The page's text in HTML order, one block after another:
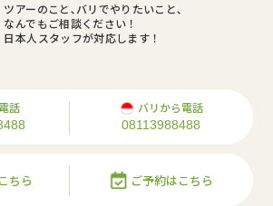
ツアーのこと､バリでやりたいこと､
なんでもご相談ください！
日本人スタッフが対応します！
話 バリから電話
08113988488
ちら ご予約はこちら